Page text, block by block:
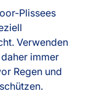
Plissees
Verwenden
immer
Regen und